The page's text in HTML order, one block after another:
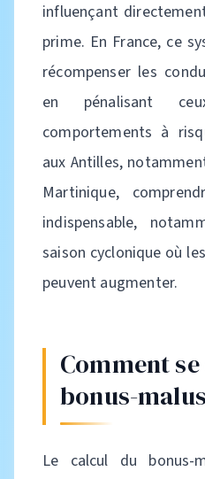
influençant
prime. En France, ce
récompenser les
en pénalisant
comportements à
aux Antilles,
Martinique,
indispensable,
saison cyclonique où
peuvent augmenter.
Comment
bonus-
Le calcul du bonus-